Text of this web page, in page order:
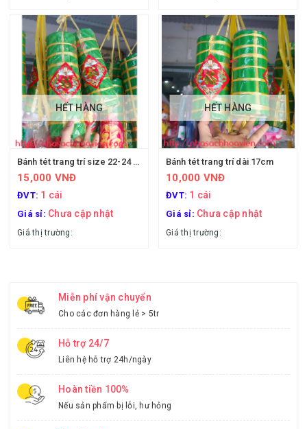
HẾT HÀNG
Bánh tét trang trí size 22-24 cm
15,000 VNĐ
ĐVT: 1 cái
Giá sỉ: Chưa cập nhật
Giá thị trường:
HẾT HÀNG
Bánh tét trang trí dài 17cm
10,000 VNĐ
ĐVT: 1 cái
Giá sỉ: Chưa cập nhật
Giá thị trường:
Miễn phí vận chuyển
Cho các đơn hàng lẻ > 5tr
Hỗ trợ 24/7
Liên hệ hỗ trợ 24h/ngày
Hoàn tiền 100%
Nếu sản phẩm bị lỗi, hư hỏng